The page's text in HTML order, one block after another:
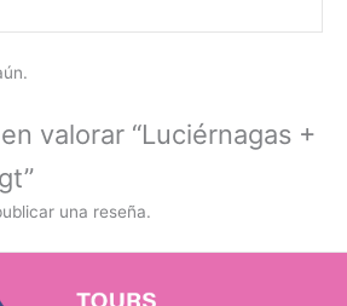
valorar “Luciérnagas +
una reseña.